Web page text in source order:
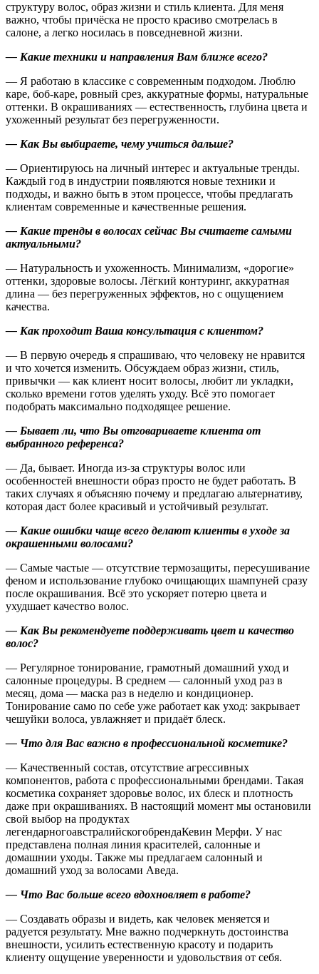
структуру волос, образ жизни и стиль клиента. Для меня
важно, чтобы причёска не просто красиво смотрелась в
салоне, а легко носилась в повседневной жизни.
— Какие техники и направления Вам ближе всего?
— Я работаю в классике с современным подходом. Люблю
каре, боб-каре, ровный срез, аккуратные формы, натуральные
оттенки. В окрашиваниях — естественность, глубина цвета и
ухоженный результат без перегруженности.
— Как Вы выбираете, чему учиться дальше?
— Ориентируюсь на личный интерес и актуальные тренды.
Каждый год в индустрии появляются новые техники и
подходы, и важно быть в этом процессе, чтобы предлагать
клиентам современные и качественные решения.
— Какие тренды в волосах сейчас Вы считаете самыми
актуальными?
— Натуральность и ухоженность. Минимализм, «дорогие»
оттенки, здоровые волосы. Лёгкий контуринг, аккуратная
длина — без перегруженных эффектов, но с ощущением
качества.
— Как проходит Ваша консультация с клиентом?
— В первую очередь я спрашиваю, что человеку не нравится
и что хочется изменить. Обсуждаем образ жизни, стиль,
привычки — как клиент носит волосы, любит ли укладки,
сколько времени готов уделять уходу. Всё это помогает
подобрать максимально подходящее решение.
— Бывает ли, что Вы отговариваете клиента от
выбранного референса?
— Да, бывает. Иногда из-за структуры волос или
особенностей внешности образ просто не будет работать. В
таких случаях я объясняю почему и предлагаю альтернативу,
которая даст более красивый и устойчивый результат.
— Какие ошибки чаще всего делают клиенты в уходе за
окрашенными волосами?
— Самые частые — отсутствие термозащиты, пересушивание
феном и использование глубоко очищающих шампуней сразу
после окрашивания. Всё это ускоряет потерю цвета и
ухудшает качество волос.
— Как Вы рекомендуете поддерживать цвет и качество
волос?
— Регулярное тонирование, грамотный домашний уход и
салонные процедуры. В среднем — салонный уход раз в
месяц, дома — маска раз в неделю и кондиционер.
Тонирование само по себе уже работает как уход: закрывает
чешуйки волоса, увлажняет и придаёт блеск.
— Что для Вас важно в профессиональной косметике?
— Качественный состав, отсутствие агрессивных
компонентов, работа с профессиональными брендами. Такая
косметика сохраняет здоровье волос, их блеск и плотность
даже при окрашиваниях. В настоящий момент мы остановили
свой выбор на продуктах
легендарногоавстралийскогобрендаКевин Мерфи. У нас
представлена полная линия красителей, салонные и
домашнии уходы. Также мы предлагаем салонный и
домашний уход за волосами Аведа.
— Что Вас больше всего вдохновляет в работе?
— Создавать образы и видеть, как человек меняется и
радуется результату. Мне важно подчеркнуть достоинства
внешности, усилить естественную красоту и подарить
клиенту ощущение уверенности и удовольствия от себя.